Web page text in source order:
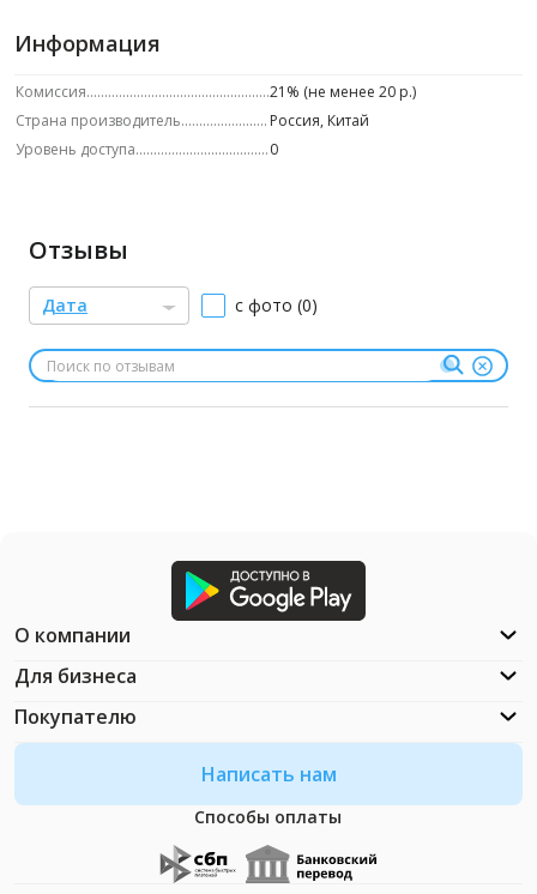
Информация
Комиссия
21% (не менее 20 р.)
Страна производитель
Россия, Китай
Уровень доступа
0
Отзывы
Дата с фото (0)
Написать нам
Способы оплаты
О компании
Для бизнеса
Покупателю